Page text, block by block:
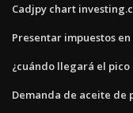
Cadjpy chart
Presentar impuestos
¿cuándo llegará el
Demanda de aceite de